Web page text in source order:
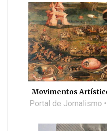
Movimentos
Portal de Jornalismo